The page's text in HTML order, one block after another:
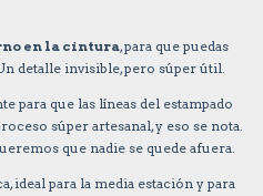
en la cintura, para que puedas
detalle invisible, pero súper útil.
para que las líneas del estampado
súper artesanal, y eso se nota.
que nadie se quede afuera.
ideal para la media estación y para